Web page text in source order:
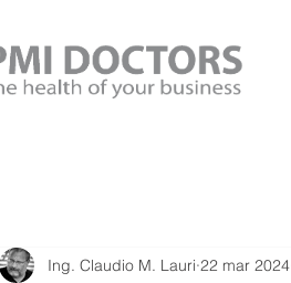
Ing. Claudio M. Lauri 22 mar 2024